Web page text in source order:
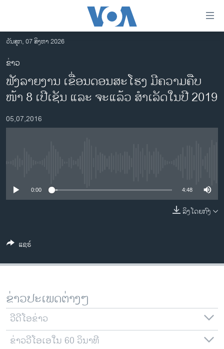
ເຂົ້າ
ຫາ
ຂ້າມ
ຂ້າມ
ຂ້າມ
ໄປ
ຫາ
ຊອກ
ອາເມຣິກາ
ການເລືອກຕັ້ງ ປະທານາທີບໍດີ ສະຫະລັດ 2024
ຂ່າວ​ຈີນ
ຊີວິດຊາວລາວ
ທຸລະກິດ
ພາສາອັງກິດ
ສຽງ
ລາຍການກະຈາຍສຽງ
ລາຍງານ
ຕິດຕາມພວກເຮົາ ທີ່
ວັນສຸກ, 07 ສິງຫາ 2026
ຂ່າວ
ຟັງລາຍງານ ເຂື່ອນດອນສະໂຮງ ມີຄວາມຄືບ
ໜ້າ 8 ເປີເຊັນ ແລະ ຈະແລ້ວ ສຳເລັດໃນປີ 2019
05,07,2016
0:00 4:48
ລິງໂດຍກົງ
ແຊຣ໌
ຂ່າວປະເພດຕ່າງໆ
ວີດີໂອຂ່າວ
ຂ່າວວີໂອເອໃນ 60 ວິນາທີ